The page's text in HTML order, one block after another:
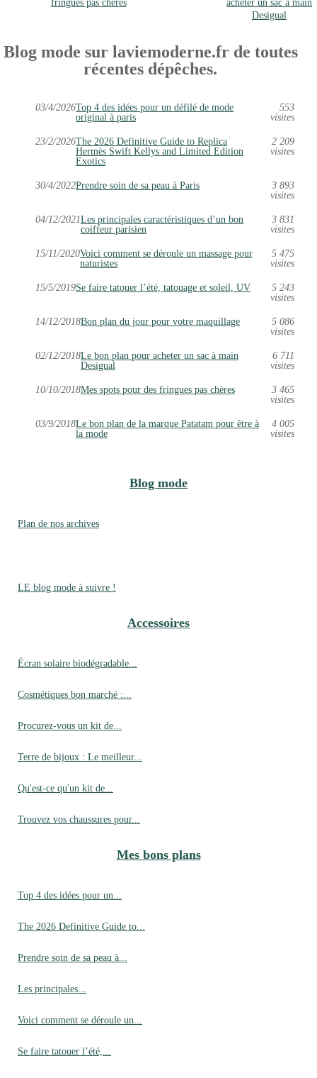
Desigual
Blog mode sur laviemoderne.fr de toutes
récentes dépêches.
03/4/2026Top 4 des idées pour un défilé de mode
original à paris
553
visites
23/2/2026The 2026 Definitive Guide to Replica
Hermès Swift Kellys and Limited Edition
Exotics
2 209
visites
30/4/2022Prendre soin de sa peau à Paris
3 893
visites
04/12/2021Les principales caractéristiques d’un bon
coiffeur parisien
3 831
visites
15/11/2020Voici comment se déroule un massage pour
naturistes
5 475
visites
15/5/2019Se faire tatouer l’été, tatouage et soleil, UV
5 243
visites
14/12/2018Bon plan du jour pour votre maquillage
5 086
visites
02/12/2018Le bon plan pour acheter un sac à main
Desigual
6 711
visites
10/10/2018Mes spots pour des fringues pas chères
3 465
visites
03/9/2018Le bon plan de la marque Patatam pour être à
la mode
4 005
visites
Blog mode
Plan de nos archives
LE blog mode à suivre !
Accessoires
Écran solaire biodégradable...
Cosmétiques bon marché :...
Procurez-vous un kit de...
Terre de bijoux : Le meilleur...
Qu'est-ce qu'un kit de...
Trouvez vos chaussures pour...
Mes bons plans
Top 4 des idées pour un...
The 2026 Definitive Guide to...
Prendre soin de sa peau à...
Les principales...
Voici comment se déroule un...
Se faire tatouer l’été,...